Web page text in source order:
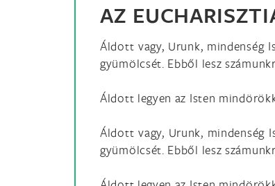
AZ
Áldott vagy, Urunk, mindenség
gyümölcsét. Ebből lesz
Áldott legyen az Isten
Áldott vagy, Urunk, mindenség
gyümölcsét. Ebből lesz